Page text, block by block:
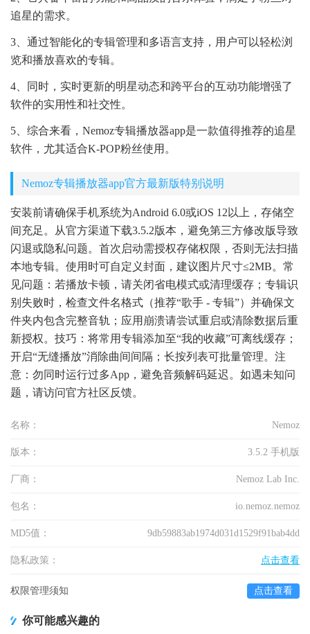
追星的需求。
3、通过智能化的专辑管理和多语言支持，用户可以轻松浏
览和播放喜欢的专辑。
4、同时，实时更新的明星动态和跨平台的互动功能增强了
软件的实用性和社交性。
5、综合来看，Nemoz专辑播放器app是一款值得推荐的追星
软件，尤其适合K-POP粉丝使用。
Nemoz专辑播放器app官方最新版特别说明
安装前请确保手机系统为Android 6.0或iOS 12以上，存储空
间充足。从官方渠道下载3.5.2版本，避免第三方修改版导致
闪退或隐私问题。首次启动需授权存储权限，否则无法扫描
本地专辑。使用时可自定义封面，建议图片尺寸≤2MB。常
见问题：若播放卡顿，请关闭省电模式或清理缓存；专辑识
别失败时，检查文件名格式（推荐“歌手 - 专辑”）并确保文
件夹内包含完整音轨；应用崩溃请尝试重启或清除数据后重
新授权。技巧：将常用专辑添加至“我的收藏”可离线缓存；
开启“无缝播放”消除曲间间隔；长按列表可批量管理。注
意：勿同时运行过多App，避免音频解码延迟。如遇未知问
题，请访问官方社区反馈。
名称： Nemoz
版本： 3.5.2 手机版
厂商： Nemoz Lab Inc.
包名： io.nemoz.nemoz
MD5值： 9db59883ab1974d031d1529f91bab4dd
隐私政策： 点击查看
权限管理须知 点击查看
你可能感兴趣的